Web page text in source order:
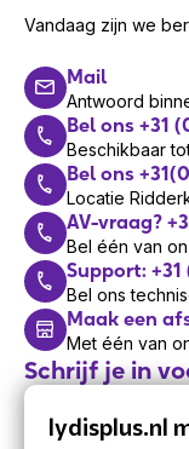
Vandaag zijn we
Mail
Antwoord
Bel ons +31
Beschikbaar
Bel ons
Locatie
AV-vraag?
Bel één van
Support: +31
Bel ons
Maak een
Met één van
Schrijf je in
nieuwsbrief
Blijf op de hoogte
lydisplus.nl